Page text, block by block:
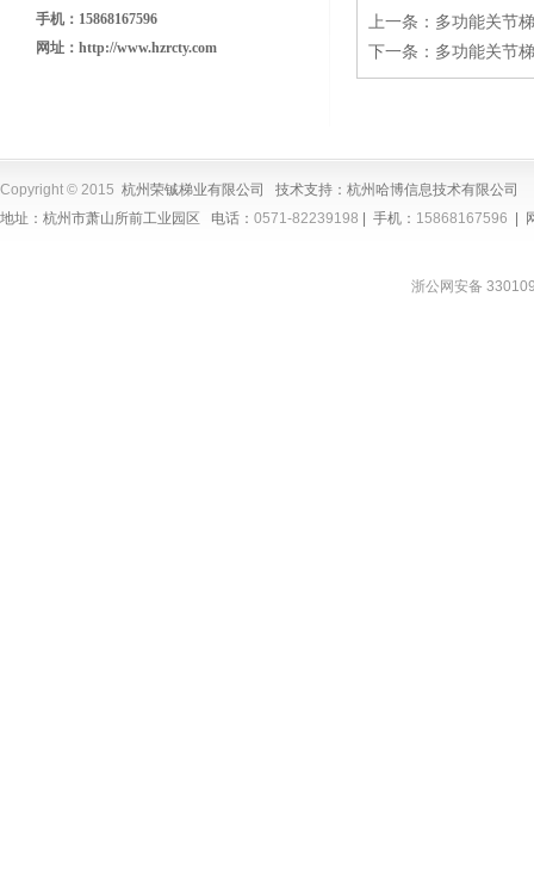
手机：15868167596
网址： http://www.hzrcty.com
上一条： 多功能关节梯
下一条： 多功能关节梯
Copyright © 2015 杭州荣铖梯业有限公司 技术支持： 杭州哈博信息技术有限公司
地址：杭州市萧山所前工业园区 电话： 0571-82239198 | 手机： 15868167596 |
浙公网安备